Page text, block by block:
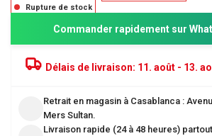
Rupture de stock
Commander rapidement sur
Délais de livraison: 11. août - 13.
Retrait en magasin à Casablanca :
Mers Sultan.
Livraison rapide (24 à 48 heures)